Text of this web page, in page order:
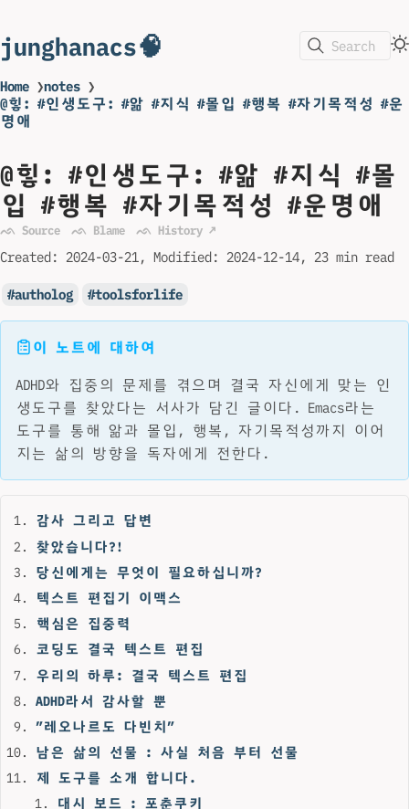
junghanacs🧠 Search
Home ❯notes ❯
@힣: #인생도구: #앎 #지식 #몰입 #행복 #자기목적성 #운
명애
@힣: #인생도구: #앎 #지식 #몰
입 #행복 #자기목적성 #운명애
ᨒ Source ᨒ Blame ᨒ History ↗
Created: 2024-03-21 Modified: 2024-12-14 23 min read
autholog toolsforlife
이 노트에 대하여
ADHD와 집중의 문제를 겪으며 결국 자신에게 맞는 인
생도구를 찾았다는 서사가 담긴 글이다. Emacs라는
도구를 통해 앎과 몰입, 행복, 자기목적성까지 이어
지는 삶의 방향을 독자에게 전한다.
감사 그리고 답변
찾았습니다?!
당신에게는 무엇이 필요하십니까?
텍스트 편집기 이맥스
핵심은 집중력
코딩도 결국 텍스트 편집
우리의 하루: 결국 텍스트 편집
ADHD라서 감사할 뿐
”레오나르도 다빈치”
남은 삶의 선물 : 사실 처음 부터 선물
제 도구를 소개 합니다.
대시 보드 : 포춘쿠키